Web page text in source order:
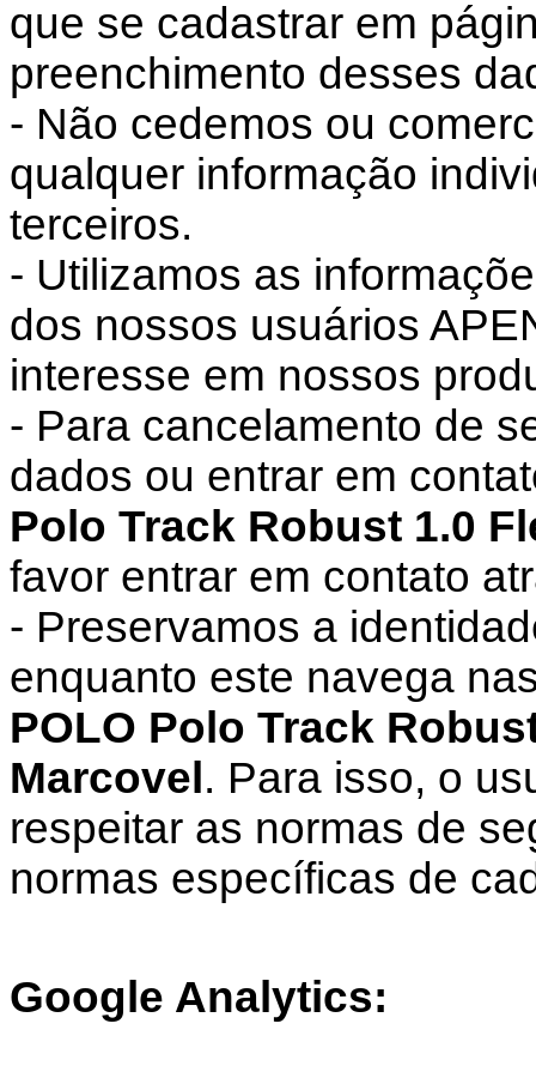
que se cadastrar em
preenchimento desses
- Não cedemos ou
qualquer informação
terceiros.
- Utilizamos as
dos nossos usuários
interesse em nossos
- Para cancelamento de
dados ou entrar em
Polo Track Robust 1.0
favor entrar em contato
- Preservamos a
enquanto este navega
POLO Polo Track
Marcovel . Para isso, o
respeitar as normas de
normas específicas de
Google Analytics: